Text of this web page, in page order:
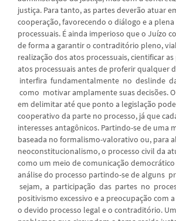
justiça. Para tanto, as partes deverão atuar
cooperação, favorecendo o diálogo e a
processuais. É ainda imperioso que o Juízo
de forma a garantir o contraditório pleno,
realização dos atos processuais, cientificar
atos processuais antes de proferir qualquer
interfira fundamentalmente no deslinde
como motivar amplamente suas decisões.
em delimitar até que ponto a legislação
cooperativo da parte no processo, já que
interesses antagônicos. Partindo-se de uma
baseada no formalismo-valorativo ou, para
neoconstitucionalismo, o processo civil da
como um meio de comunicação
análise do processo partindo-se de alguns
sejam, a participação das partes no
positivismo excessivo e a preocupação com
o devido processo legal e o contraditório.